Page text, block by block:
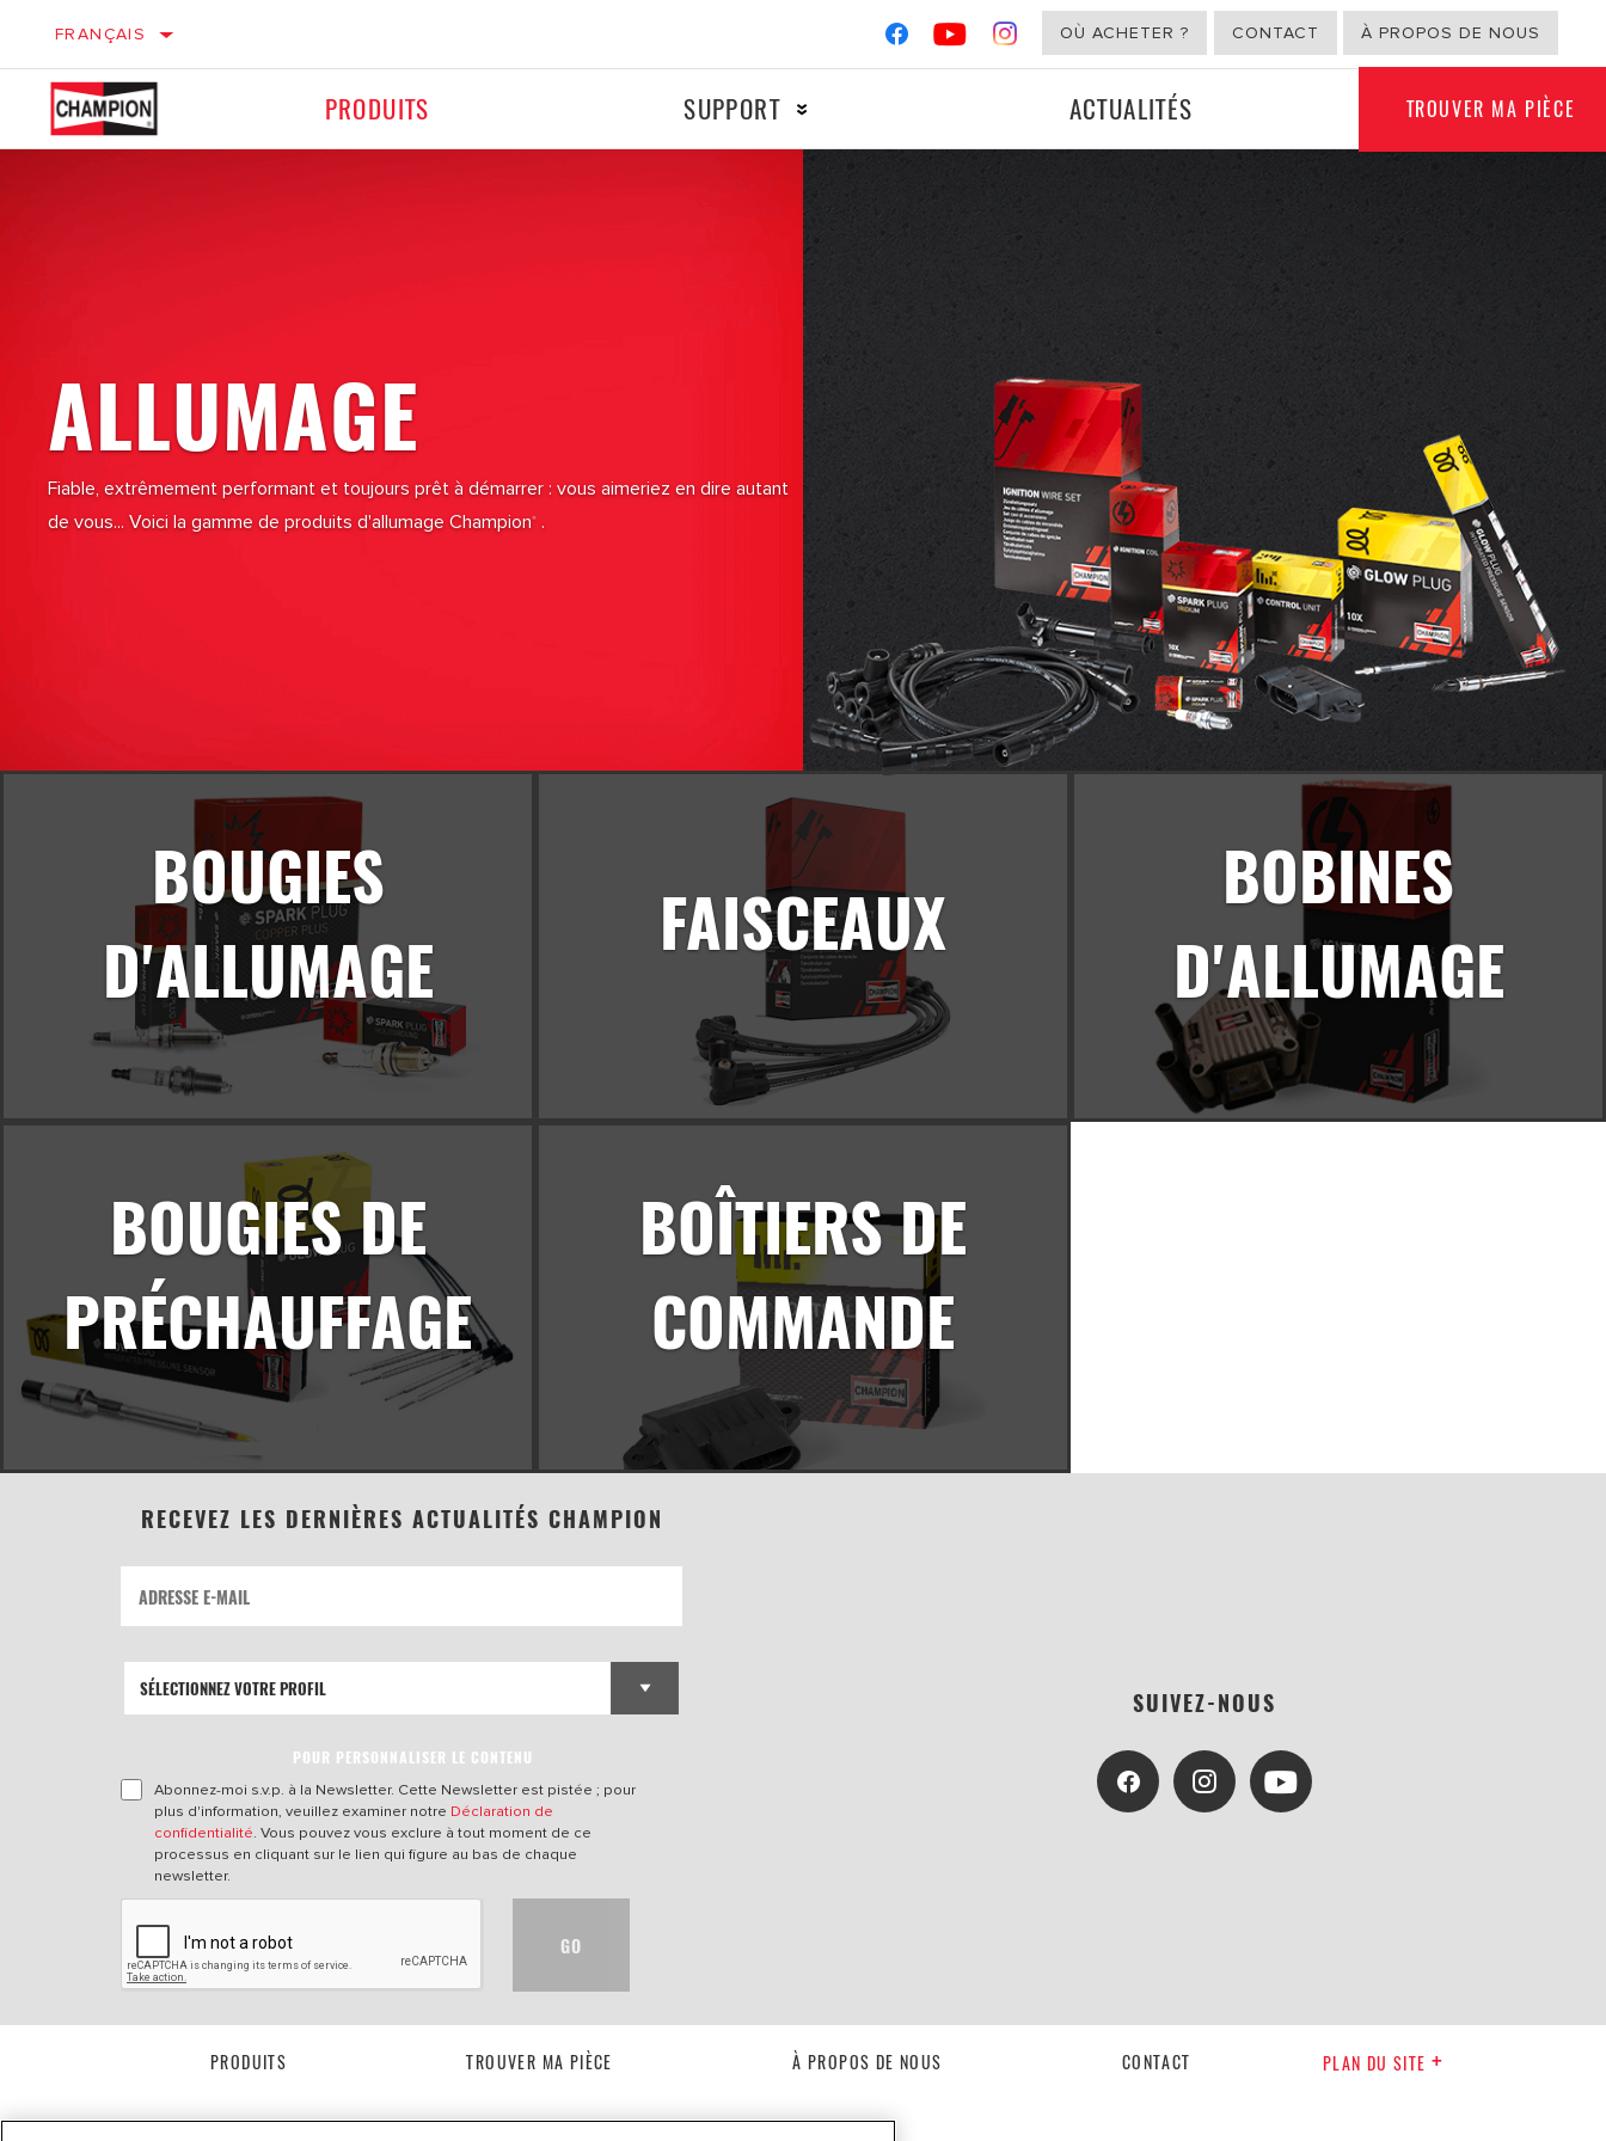
FRANÇAIS OÙ ACHETER ? CONTACT À PROPOS DE NOUS
PRODUITS
COMPÉTITION
SUPPORT ACTUALITÉS TROUVER MA PIÈCE
ALLUMAGE
Fiable, extrêmement performant et toujours prêt à démarrer : vous aimeriez en dire autant
de vous... Voici la gamme de produits d'allumage Champion® .
BOUGIES
D'ALLUMAGE
FAISCEAUX
BOBINES
D'ALLUMAGE
BOUGIES DE
PRÉCHAUFFAGE
BOÎTIERS DE
COMMANDE
RECEVEZ LES DERNIÈRES ACTUALITÉS CHAMPION
POUR PERSONNALISER LE CONTENU
Abonnez-moi s.v.p. à la Newsletter. Cette Newsletter est pistée ; pour
plus d'information, veuillez examiner notre Déclaration de
confidentialité. Vous pouvez vous exclure à tout moment de ce
processus en cliquant sur le lien qui figure au bas de chaque
newsletter.
GO
SUIVEZ-NOUS
PRODUITS TROUVER MA PIÈCE À PROPOS DE NOUS CONTACT PLAN DU SITE